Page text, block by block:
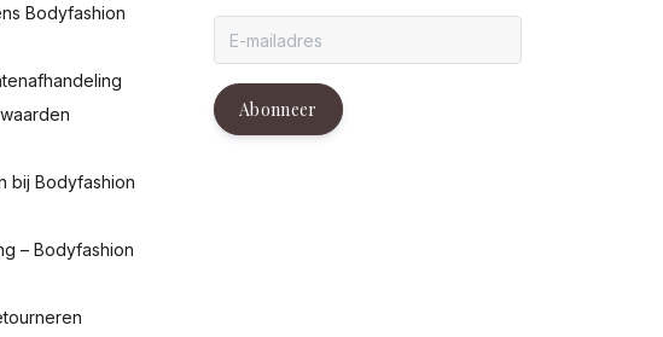
Bodyfashion
bij Bodyfashion
– Bodyfashion
Abonneer